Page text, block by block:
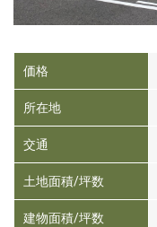
価格
所在地
交通
土地面積/坪数
建物面積/坪数